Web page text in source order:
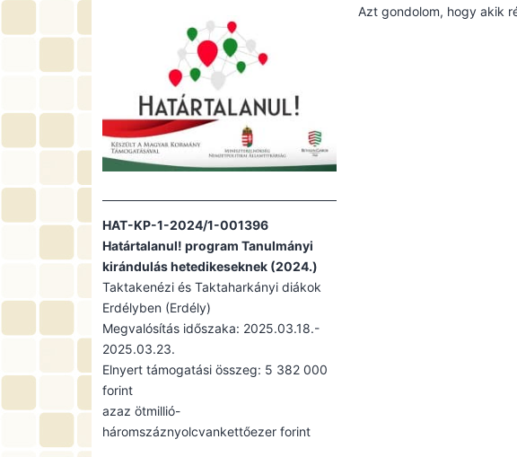
HAT-KP-1-2024/1-001396
Határtalanul! program Tanulmányi
kirándulás hetedikeseknek (2024.)
Taktakenézi és Taktaharkányi diákok
Erdélyben (Erdély)
Megvalósítás időszaka: 2025.03.18.-
2025.03.23.
Elnyert támogatási összeg: 5 382 000
forint
azaz ötmillió-
háromszáznyolcvankettőezer forint
Azt gondolom, hogy akik